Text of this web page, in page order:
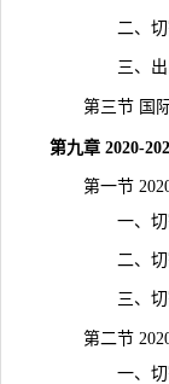
二、切割
三、出口
第三节 国际
第九章 2020-
第一节 2020-
一、切割机
二、切割机
三、切割机
第二节 2020-
一、切割